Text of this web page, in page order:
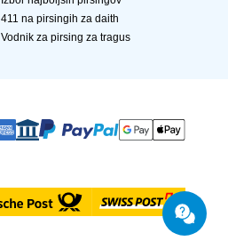
411 na pirsingih za daith
Vodnik za pirsing za tragus